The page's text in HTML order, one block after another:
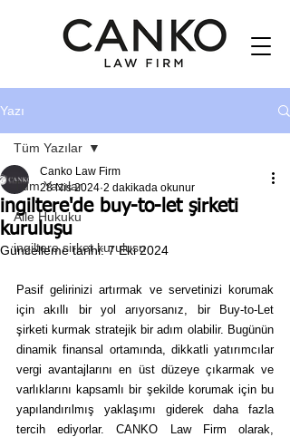
Yazı
Tüm Yazılar
Aile Hukuku
ingiltere sirket kurulusu
Tüm Yazılar
ingiltere'de buy-to-let şirketi
kuruluşu
Canko Law Firm
28 Nis 2024 2 dakikada okunur
Güncelleme tarihi:7 Eki 2024
Pasif gelirinizi artırmak ve servetinizi korumak
için akıllı bir yol arıyorsanız, bir Buy-to-Let
şirketi kurmak stratejik bir adım olabilir. Bugünün
dinamik finansal ortamında, dikkatli yatırımcılar
vergi avantajlarını en üst düzeye çıkarmak ve
varlıklarını kapsamlı bir şekilde korumak için bu
yapılandırılmış yaklaşımı giderek daha fazla
tercih ediyorlar. CANKO Law Firm olarak,